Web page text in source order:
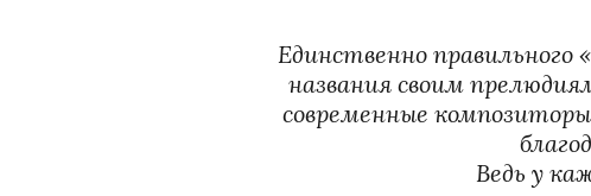
Единственно
названия своим
современные
Ведь у